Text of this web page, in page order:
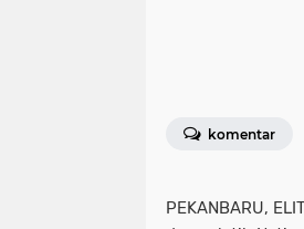
komentar
PEKANBARU,